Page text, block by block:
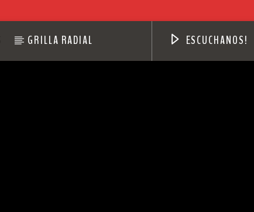
GRILLA RADIAL ESCUCHANOS!